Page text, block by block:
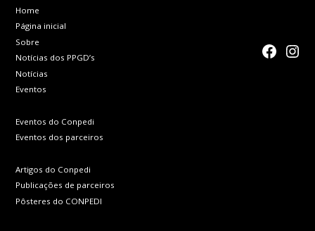
Home
Página inicial
Sobre
Notícias dos PPGD’s
Notícias
Eventos
Eventos do Conpedi
Eventos dos parceiros
Artigos do Conpedi
Publicações de parceiros
Pôsteres do CONPEDI